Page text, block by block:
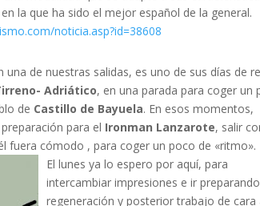
la que ha sido el mejor español de la general.
noticia.asp?id=38608
de nuestras salidas, es uno de sus días de
Adriático, en una parada para coger un
de Castillo de Bayuela. En esos momentos,
para el Ironman Lanzarote, salir
fuera cómodo , para coger un poco de «ritmo».
El lunes ya lo espero por aquí, para
intercambiar impresiones e ir
regeneración y posterior trabajo de cara